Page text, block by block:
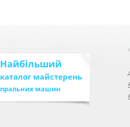
Найбільший
каталог майстерень
пральних машин